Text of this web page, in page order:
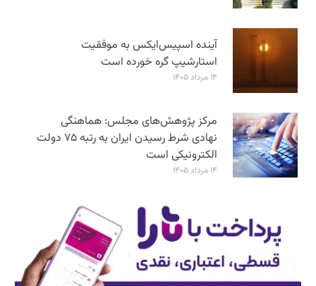
آینده اسپیس‌ایکس به موفقیت
استارشیپ گره خورده است
۱۴ مرداد ۱۴۰۵
مرکز پژوهش‌های مجلس: هماهنگی
نهادی شرط رسیدن ایران به رتبه ۷۵ دولت
الکترونیکی است
۱۴ مرداد ۱۴۰۵